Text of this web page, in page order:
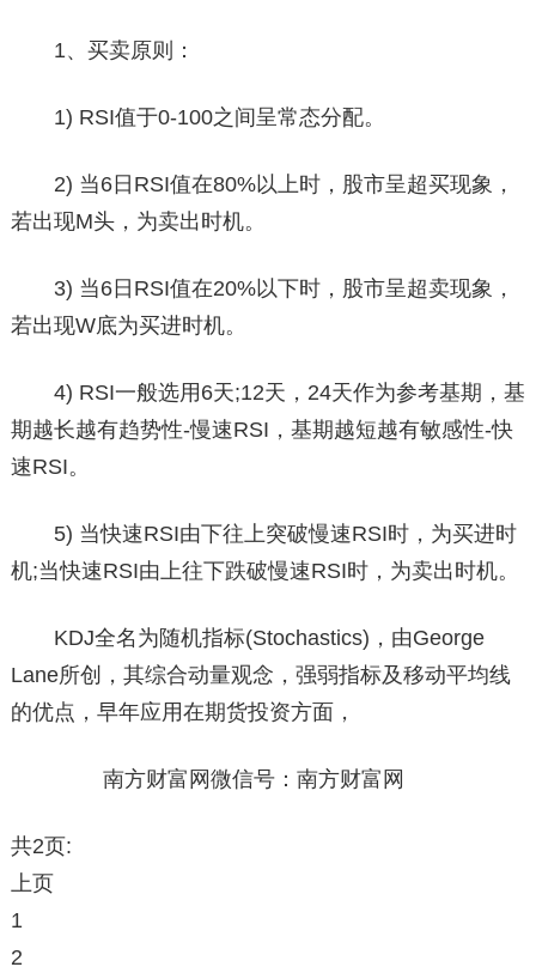
1、买卖原则：
1) RSI值于0-100之间呈常态分配。
2) 当6日RSI值在80%以上时，股市呈超买现象，
若出现M头，为卖出时机。
3) 当6日RSI值在20%以下时，股市呈超卖现象，
若出现W底为买进时机。
4) RSI一般选用6天;12天，24天作为参考基期，基
期越长越有趋势性-慢速RSI，基期越短越有敏感性-快
速RSI。
5) 当快速RSI由下往上突破慢速RSI时，为买进时
机;当快速RSI由上往下跌破慢速RSI时，为卖出时机。
KDJ全名为随机指标(Stochastics)，由George
Lane所创，其综合动量观念，强弱指标及移动平均线
的优点，早年应用在期货投资方面，
南方财富网微信号：南方财富网
共2页:
上页
1
2